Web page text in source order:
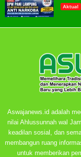
Aktual
Aswajanews.id adalah
nilai Ahlussunnah wal
keadilan sosial, dan
membangun ruang
untuk memberikan